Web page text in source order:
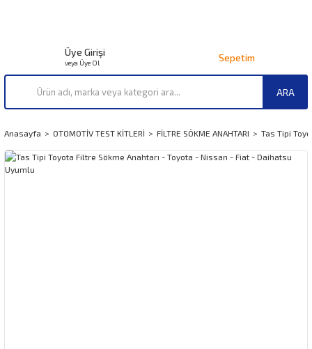
ARA
Üye Girişi
veya Üye Ol Sepetim
Anasayfa OTOMOTİV TEST KİTLERİ FİLTRE SÖKME ANAHTARI Tas Tipi